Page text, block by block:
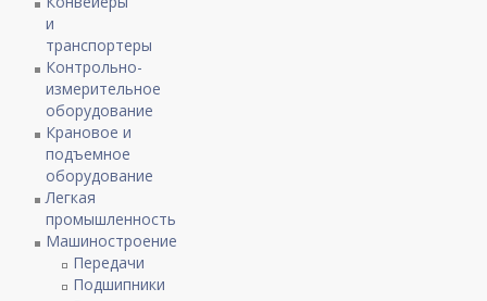
и
транспортеры
Контрольно-
измерительное
оборудование
Крановое и
подъемное
оборудование
Легкая
промышленность
Машиностроение
Передачи
Подшипники